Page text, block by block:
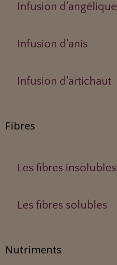
Infusion d'angélique
Infusion d'anis
Infusion d'artichaut
Fibres
Les fibres insolubles
Les fibres solubles
Nutriments